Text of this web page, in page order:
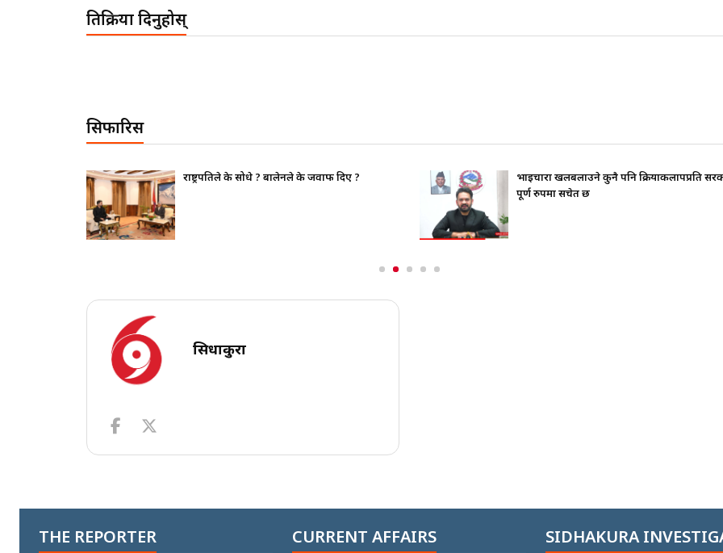
प्रतिक्रिया दिनुहोस्
सिफारिस
राष्ट्रपतिले के सोधे ? बालेनले के जवाफ दिए ?
भाइचारा खलबलाउने कुनै पनि क्रियाकलापप्रति
पूर्ण रुपमा सचेत छ
सिधाकुरा
THE REPORTER CURRENT AFFAIRS SIDHAKURA